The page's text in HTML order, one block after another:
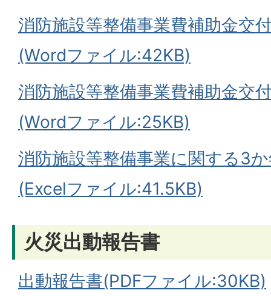
消防施設等整備事業費補助金交
(Wordファイル:42KB)
消防施設等整備事業費補助金交
(Wordファイル:25KB)
消防施設等整備事業に関する3
(Excelファイル:41.5KB)
火災出動報告書
出動報告書(PDFファイル:30KB)